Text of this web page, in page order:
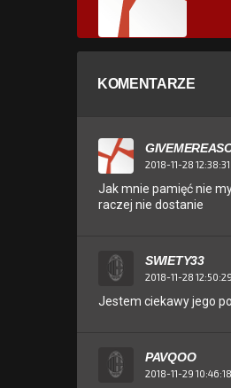
KOMENTARZE
2018-11-28 12:38:31,
Jak mnie pamięć nie
raczej nie dostanie
SWIETY33
2018-11-28 12:50:29,
Jestem ciekawy jego
PAVQOO
2018-11-29 10:46:18,